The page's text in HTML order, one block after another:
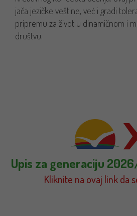
jača jezičke veštine, već i gradi
pripremu za život u dinamičnom i
društvu.
Upis za generaciju
Kliknite na ovaj link da